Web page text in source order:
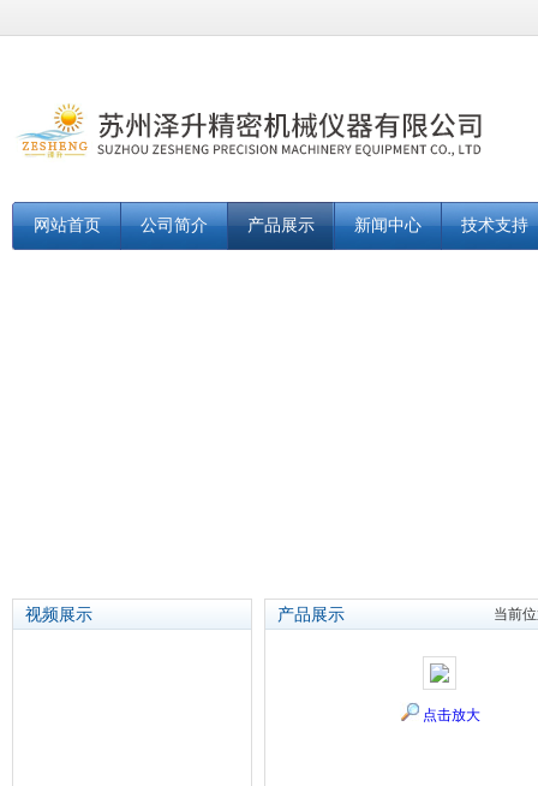
网站首页 公司简介 产品展示 新闻中心 技术支持
视频展示 产品展示 当前
点击放大